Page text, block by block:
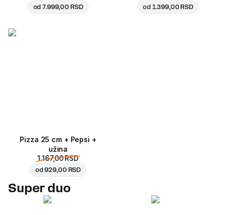
od7.999,00 RSD od 1.399,00 RSD
Pizza 25 cm + Pepsi +
užina
1.167,00 RSD
od929,00 RSD
Super duo